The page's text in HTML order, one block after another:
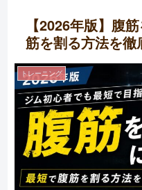
【2026年版】腹
筋を割る方法を徹
トレーニング